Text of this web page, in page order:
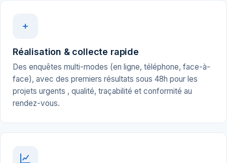
Réalisation & collecte rapide
Des enquêtes multi-modes (en ligne, téléphone, face-à-
face), avec des premiers résultats sous 48h pour les
projets urgents , qualité, traçabilité et conformité au
rendez-vous.